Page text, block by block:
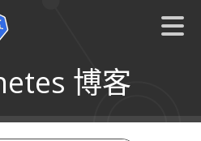
博客